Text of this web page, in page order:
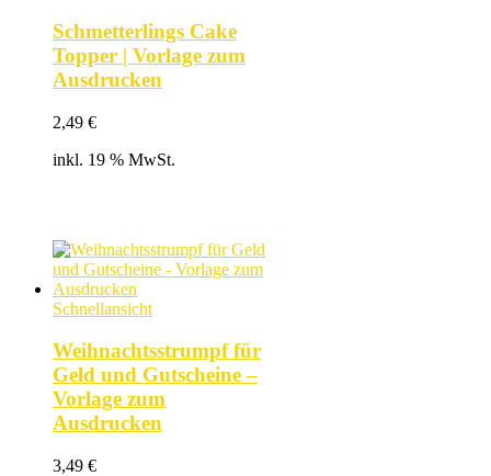
Schmetterlings Cake
Topper | Vorlage zum
Ausdrucken
2,49 €
inkl. 19 % MwSt.
Schnellansicht
Weihnachtsstrumpf für
Geld und Gutscheine –
Vorlage zum
Ausdrucken
3,49 €